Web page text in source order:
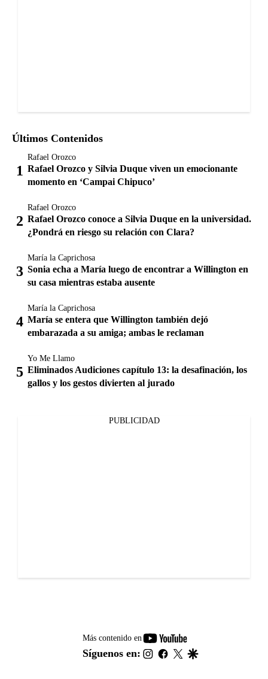
Últimos Contenidos
Rafael Orozco
Rafael Orozco y Silvia Duque viven un emocionante
momento en ‘Campai Chipuco’
Rafael Orozco
Rafael Orozco conoce a Silvia Duque en la universidad.
¿Pondrá en riesgo su relación con Clara?
María la Caprichosa
Sonia echa a María luego de encontrar a Willington en
su casa mientras estaba ausente
María la Caprichosa
María se entera que Willington también dejó
embarazada a su amiga; ambas le reclaman
Yo Me Llamo
Eliminados Audiciones capítulo 13: la desafinación, los
gallos y los gestos divierten al jurado
PUBLICIDAD
Más contenido en
youtube-
footer
Síguenos en: instagram
facebook
twitter